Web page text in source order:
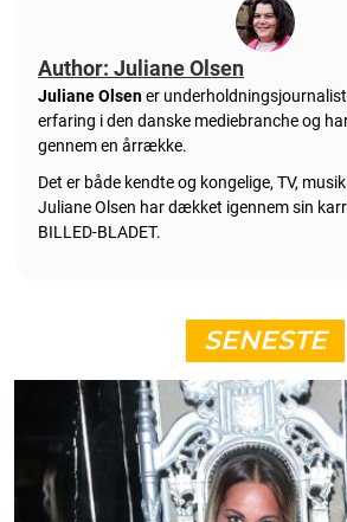
Author: Juliane Olsen
Juliane Olsener
erfaring i den danske mediebranche og
gennem en årrække.
Det er både kendte og kongelige, TV,
Juliane Olsen har dækket igennem sin
BILLED-BLADET.
SENESTE